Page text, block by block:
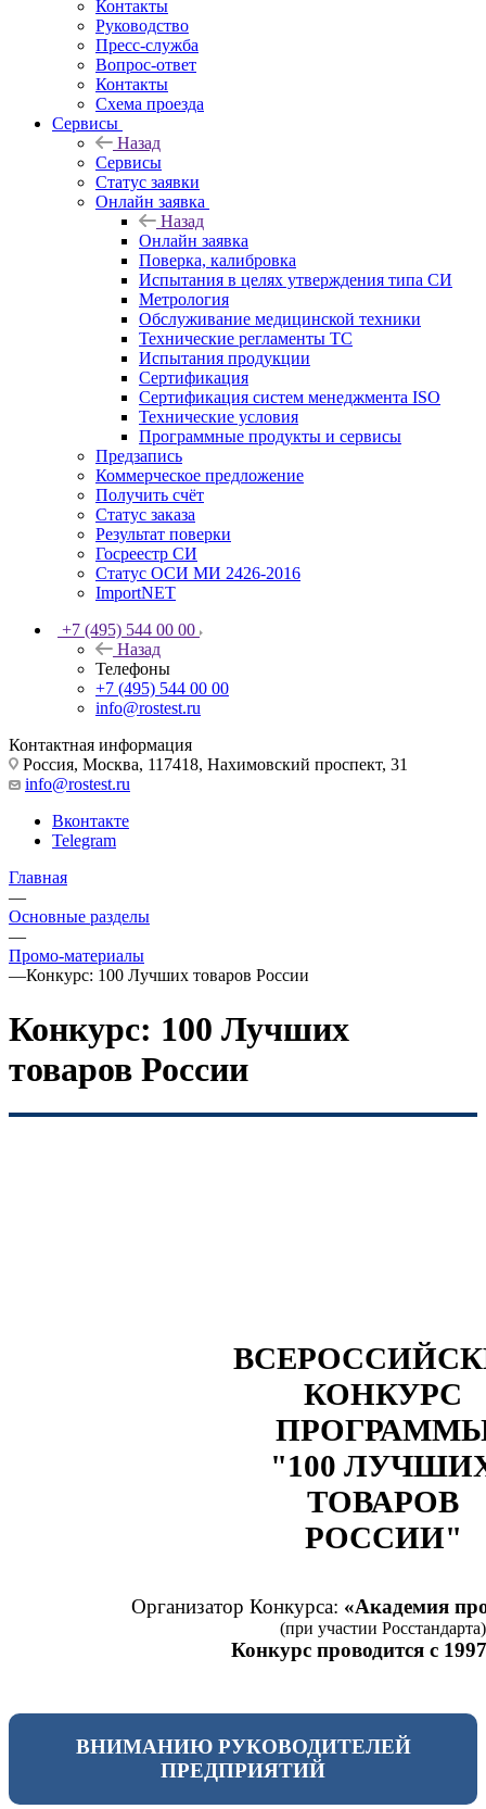
Контакты
Руководство
Пресс-служба
Вопрос-ответ
Контакты
Схема проезда
Сервисы
Назад
Сервисы
Статус заявки
Онлайн заявка
Назад
Онлайн заявка
Поверка, калибровка
Испытания в целях утверждения типа СИ
Метрология
Обслуживание медицинской техники
Технические регламенты ТС
Испытания продукции
Сертификация
Сертификация систем менеджмента ISO
Технические условия
Программные продукты и сервисы
Предзапись
Коммерческое предложение
Получить счёт
Статус заказа
Результат поверки
Госреестр СИ
Статус ОСИ МИ 2426-2016
ImportNET
+7 (495) 544 00 00
Назад
Телефоны
+7 (495) 544 00 00
info@rostest.ru
Контактная информация
Россия, Москва, 117418, Нахимовский проспект, 31
info@rostest.ru
Вконтакте
Telegram
Главная
—
Основные разделы
—
Промо-материалы
—Конкурс: 100 Лучших товаров России
Конкурс: 100 Лучших
товаров России
КОНКУРС
"100
ТОВАРОВ
РОССИИ"
Организатор Конкурса: «Академия
(при участии Росстандарта)
Конкурс проводится с
ВНИМАНИЮ РУКОВОДИТЕЛЕЙ
ПРЕДПРИЯТИЙ